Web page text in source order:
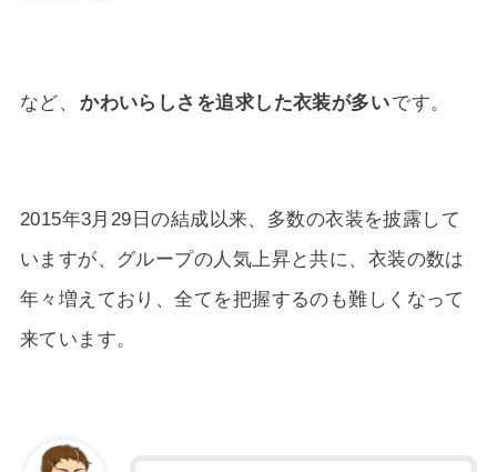
など、 かわいらしさを追求した衣装が多いです。
2015年3月29日の結成以来、多数の衣装を披露して
いますが、グループの人気上昇と共に、衣装の数は
年々増えており、全てを把握するのも難しくなって
来ています。